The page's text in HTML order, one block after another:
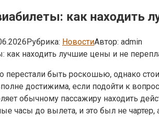
как находить
Рубрика: НовостиАвтор: admin
перестали быть роскошью, однако
достижима, если подойти к
обычному пассажиру находить
часы до вылета, и это был не